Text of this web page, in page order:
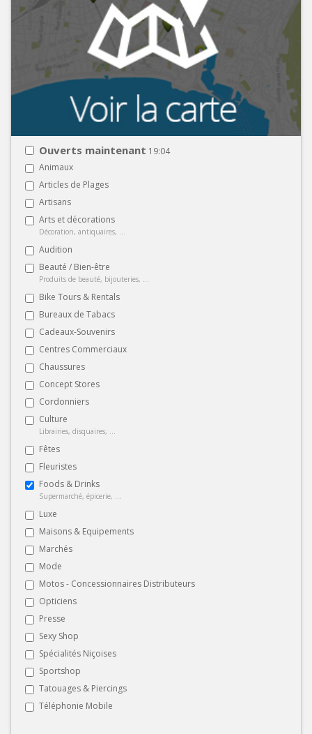
Ouverts maintenant 19:04
Animaux
Articles de Plages
Artisans
Arts et décorations
Décoration, antiquaires, ...
Audition
Beauté / Bien-être
Produits de beauté, bijouteries, ...
Bike Tours & Rentals
Bureaux de Tabacs
Cadeaux-Souvenirs
Centres Commerciaux
Chaussures
Concept Stores
Cordonniers
Culture
Librairies, disquaires, ...
Fêtes
Fleuristes
Foods & Drinks
Supermarché, épicerie, ...
Luxe
Maisons & Equipements
Marchés
Mode
Motos - Concessionnaires Distributeurs
Opticiens
Presse
Sexy Shop
Spécialités Niçoises
Sportshop
Tatouages & Piercings
Téléphonie Mobile